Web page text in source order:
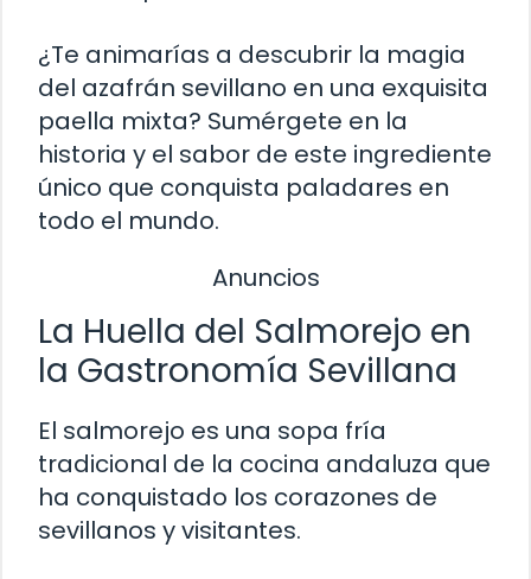
¿Te animarías a descubrir la magia
del azafrán sevillano en una exquisita
paella mixta? Sumérgete en la
historia y el sabor de este ingrediente
único que conquista paladares en
todo el mundo.
Anuncios
La Huella del Salmorejo en
la Gastronomía Sevillana
El salmorejo es una sopa fría
tradicional de la cocina andaluza que
ha conquistado los corazones de
sevillanos y visitantes.